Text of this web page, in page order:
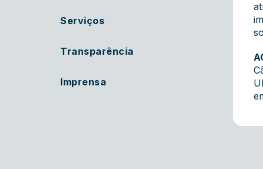
Serviços
Transparência
Imprensa